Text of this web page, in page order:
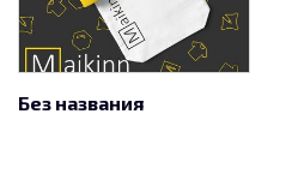
Без названия